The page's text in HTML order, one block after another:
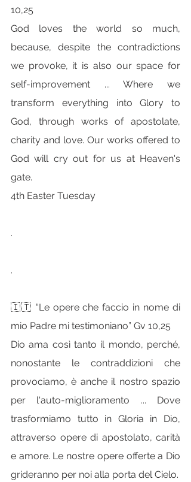
10,25
God loves the world so much,
because, despite the contradictions
we provoke, it is also our space for
self-improvement ... Where we
transform everything into Glory to
God, through works of apostolate,
charity and love. Our works offered to
God will cry out for us at Heaven's
gate.
4th Easter Tuesday
.
.
🇮🇹 “Le opere che faccio in nome di
mio Padre mi testimoniano” Gv 10,25
Dio ama così tanto il mondo, perché,
nonostante le contraddizioni che
provociamo, è anche il nostro spazio
per l'auto-miglioramento ... Dove
trasformiamo tutto in Gloria in Dio,
attraverso opere di apostolato, carità
e amore. Le nostre opere offerte a Dio
grideranno per noi alla porta del Cielo.